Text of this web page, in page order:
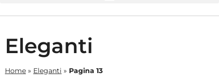
Eleganti
Home » Eleganti » Pagina 13